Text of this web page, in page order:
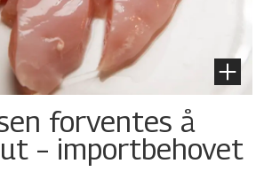
forventes å
– importbehovet